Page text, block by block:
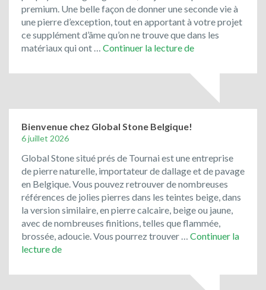
premium. Une belle façon de donner une seconde vie à
une pierre d’exception, tout en apportant à votre projet
ce supplément d’âme qu’on ne trouve que dans les
matériaux qui ont … Continuer la lecture deLe
les
pavés
de
ont
toujours
la
cote
!
Bienvenue chez Global Stone Belgique!
6 juillet 2026
Global Stone situé prés de Tournai est une entreprise
de pierre naturelle, importateur de dallage et de pavage
en Belgique. Vous pouvez retrouver de nombreuses
références de jolies pierres dans les teintes beige, dans
la version similaire, en pierre calcaire, beige ou jaune,
avec de nombreuses finitions, telles que flammée,
brossée, adoucie. Vous pourrez trouver … Continuer la
lecture deBienvenue
Global